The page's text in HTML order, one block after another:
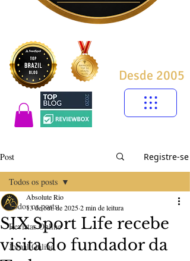
Desde 2005
Post Registre-se
Todos os posts
Revistas Online
Jornal Online
Todos os posts
SIX Sport Life recebe
visita do fundador da
Absolute Rio
13 de out. de 20252 min de leitura